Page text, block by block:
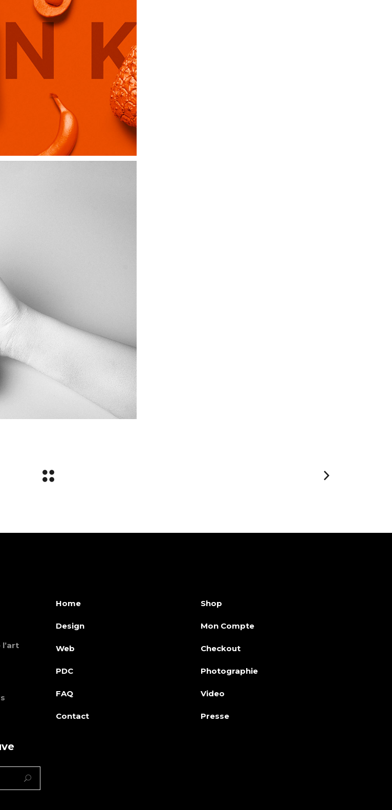
Home
Design
Web
PDC
FAQ
Contact
Shop
Mon Compte
Checkout
Photographie
Video
Presse